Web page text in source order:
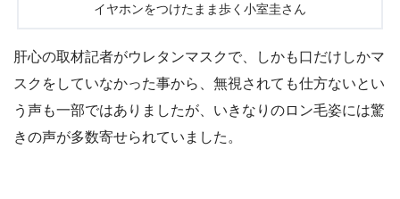
イヤホンをつけたまま歩く小室圭さん
肝心の取材記者がウレタンマスクで、しかも口だけしかマ
スクをしていなかった事から、無視されても仕方ないとい
う声も一部ではありましたが、いきなりのロン毛姿には驚
きの声が多数寄せられていました。